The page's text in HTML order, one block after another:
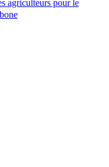
agriculteurs pour le